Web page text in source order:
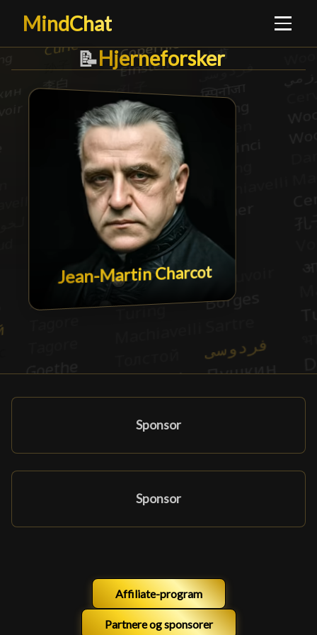
MindChat
📝Hjerneforsker
Hjerneforsker█
Jean-Martin Charcot
Sponsor
Sponsor
Affiliate-program
Partnere og sponsorer